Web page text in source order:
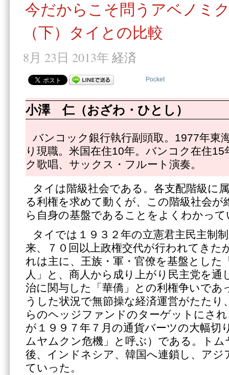
今だからこそ問うアベノミ
（下）タイとの比較
8月 23日 2013年 経済
Pocket
小澤 仁（おざわ・ひとし）
バンコック銀行執行副頭取。1977年東
り現職。米国在住10年。バンコク在住
ク歌唱、サックス・フルート演奏。
タイは階級社会である。各支配階級に
る利権を求めて動くが、この階級社会が
ら自身の基盤であることをよくわかって
タイでは１９３２年の立憲君主民主制
来、７０回以上政権交代が行われてきた
れは主に、王族・軍・官僚を基盤とした
人」と、商人から成り上がり民主党を通
治に関与した「華僑」との利権争いであ
うした状況で無節操な経済運営がたたり
らのヘッジファンドのターゲットにさ
が１９９７年７月の通貨バーツの大幅切
ムヤムクン危機」と呼ぶ）である。ト
後、インドネシア、韓国へ連鎖し、アジ
ていった。